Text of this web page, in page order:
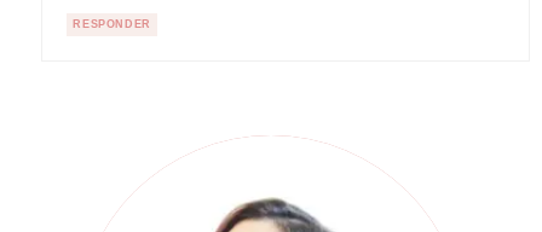
RESPONDER